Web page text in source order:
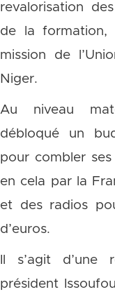
revalorisation
de la formation,
mission de
Niger.
Au niveau
débloqué un
pour combler
en cela par la
et des radios
d’euros.
Il s’agit
président